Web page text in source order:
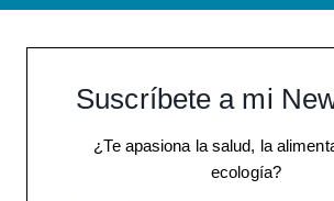
Suscríbete a mi
¿Te apasiona la salud, la
ecología?